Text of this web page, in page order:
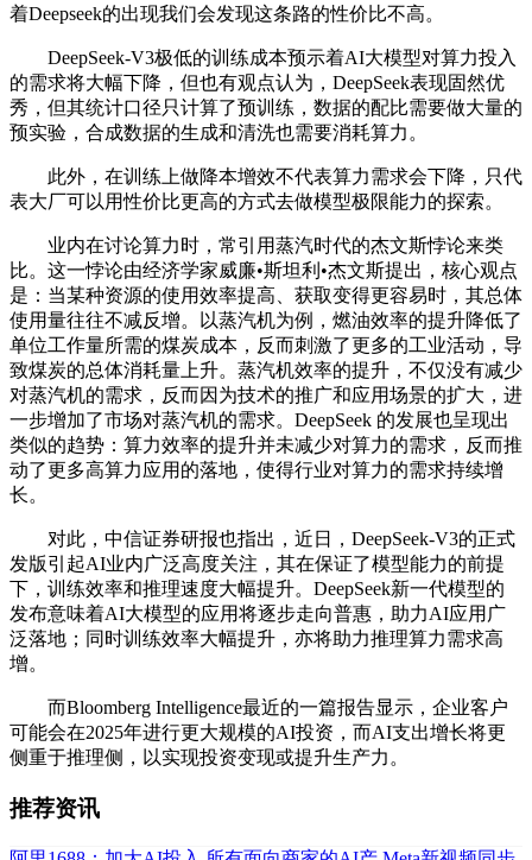
着Deepseek的出现我们会发现这条路的性价比不高。
DeepSeek-V3极低的训练成本预示着AI大模型对算力投入
的需求将大幅下降，但也有观点认为，DeepSeek表现固然优
秀，但其统计口径只计算了预训练，数据的配比需要做大量的
预实验，合成数据的生成和清洗也需要消耗算力。
此外，在训练上做降本增效不代表算力需求会下降，只代
表大厂可以用性价比更高的方式去做模型极限能力的探索。
业内在讨论算力时，常引用蒸汽时代的杰文斯悖论来类
比。这一悖论由经济学家威廉•斯坦利•杰文斯提出，核心观点
是：当某种资源的使用效率提高、获取变得更容易时，其总体
使用量往往不减反增。以蒸汽机为例，燃油效率的提升降低了
单位工作量所需的煤炭成本，反而刺激了更多的工业活动，导
致煤炭的总体消耗量上升。蒸汽机效率的提升，不仅没有减少
对蒸汽机的需求，反而因为技术的推广和应用场景的扩大，进
一步增加了市场对蒸汽机的需求。DeepSeek 的发展也呈现出
类似的趋势：算力效率的提升并未减少对算力的需求，反而推
动了更多高算力应用的落地，使得行业对算力的需求持续增
长。
对此，中信证券研报也指出，近日，DeepSeek-V3的正式
发版引起AI业内广泛高度关注，其在保证了模型能力的前提
下，训练效率和推理速度大幅提升。DeepSeek新一代模型的
发布意味着AI大模型的应用将逐步走向普惠，助力AI应用广
泛落地；同时训练效率大幅提升，亦将助力推理算力需求高
增。
而Bloomberg Intelligence最近的一篇报告显示，企业客户
可能会在2025年进行更大规模的AI投资，而AI支出增长将更
侧重于推理侧，以实现投资变现或提升生产力。
推荐资讯